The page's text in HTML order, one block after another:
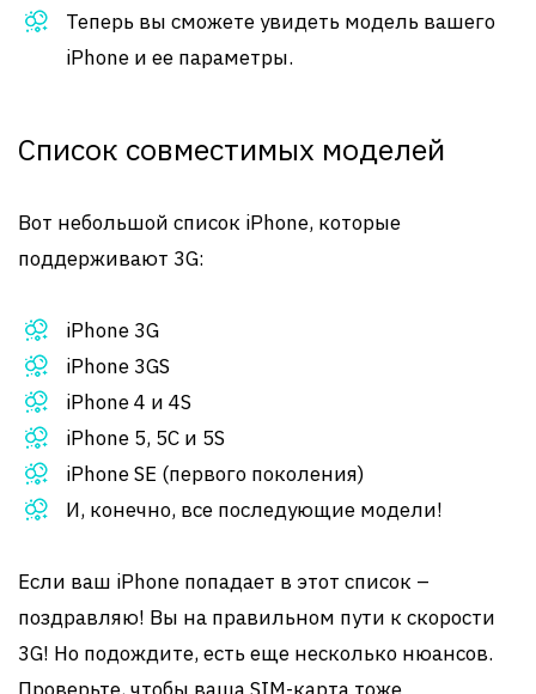
Теперь вы сможете увидеть модель вашего
iPhone и ее параметры.
Список совместимых моделей
Вот небольшой список iPhone, которые
поддерживают 3G:
iPhone 3G
iPhone 3GS
iPhone 4 и 4S
iPhone 5, 5C и 5S
iPhone SE (первого поколения)
И, конечно, все последующие модели!
Если ваш iPhone попадает в этот список –
поздравляю! Вы на правильном пути к скорости
3G! Но подождите, есть еще несколько нюансов.